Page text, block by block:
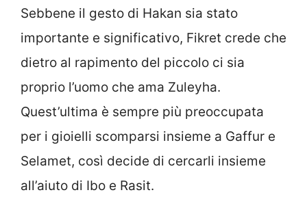
Sebbene il gesto di Hakan sia stato
importante e significativo, Fikret crede che
dietro al rapimento del piccolo ci sia
proprio l’uomo che ama Zuleyha.
Quest’ultima è sempre più preoccupata
per i gioielli scomparsi insieme a Gaffur e
Selamet, così decide di cercarli insieme
all’aiuto di Ibo e Rasit.